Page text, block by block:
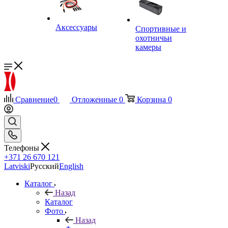
Аксессуары
Спортивные и
охотничьи
камеры
Сравнение0 Отложенные 0 Корзина 0
Телефоны
+371 26 670 121
LatviskiРусскийEnglish
Каталог
Назад
Каталог
Фото
Назад